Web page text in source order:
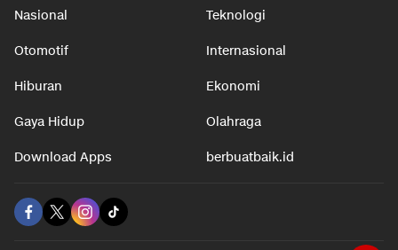
Nasional Teknologi
Otomotif Internasional
Hiburan Ekonomi
Gaya Hidup Olahraga
Download Apps berbuatbaik.id